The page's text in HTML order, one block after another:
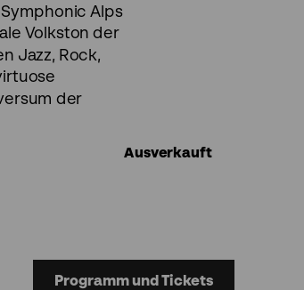
Alps
Volkston der
Jazz, Rock,
der
Ausverkauft
Programm und Tickets